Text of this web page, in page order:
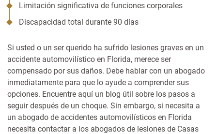
Limitación significativa de funciones corporales
Discapacidad total durante 90 días
Si usted o un ser querido ha sufrido lesiones graves en un
accidente automovilístico en Florida, merece ser
compensado por sus daños. Debe hablar con un abogado
inmediatamente para que lo ayude a comprender sus
opciones. Encuentre aquí un blog útil sobre los pasos a
seguir después de un choque. Sin embargo, si necesita a
un abogado de accidentes automovilísticos en Florida
necesita contactar a los abogados de lesiones de Casas